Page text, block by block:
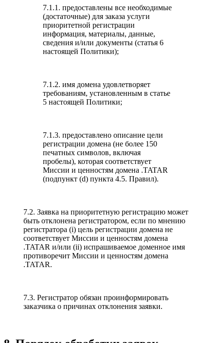
7.1.1. предоставлены все необходимые
(достаточные) для заказа услуги
приоритетной регистрации
информация, материалы, данные,
сведения и/или документы (статья 6
настоящей Политики);
7.1.2. имя домена удовлетворяет
требованиям, установленным в статье
5 настоящей Политики;
7.1.3. предоставлено описание цели
регистрации домена (не более 150
печатных символов, включая
пробелы), которая соответствует
Миссии и ценностям домена .TATAR
(подпункт (d) пункта 4.5. Правил).
7.2. Заявка на приоритетную регистрацию может
быть отклонена регистратором, если по мнению
регистратора (i) цель регистрации домена не
соответствует Миссии и ценностям домена
.TATAR и/или (ii) испрашиваемое доменное имя
противоречит Миссии и ценностям домена
.TATAR.
7.3. Регистратор обязан проинформировать
заказчика о причинах отклонения заявки.